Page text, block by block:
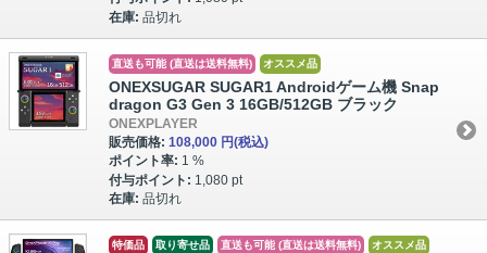
在庫: 品切れ
直送も可能 (直送は送料無料) オススメ品
ONEXSUGAR SUGAR1 Androidゲーム機 Snap
dragon G3 Gen 3 16GB/512GB ブラック
ONEXPLAYER
販売価格: 108,000 円(税込)
ポイント率: 1 %
付与ポイント: 1,080 pt
在庫: 品切れ
特価品 取り寄せ品 直送も可能 (直送は送料無料) オススメ品